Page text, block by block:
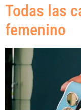
Todas las
femenino